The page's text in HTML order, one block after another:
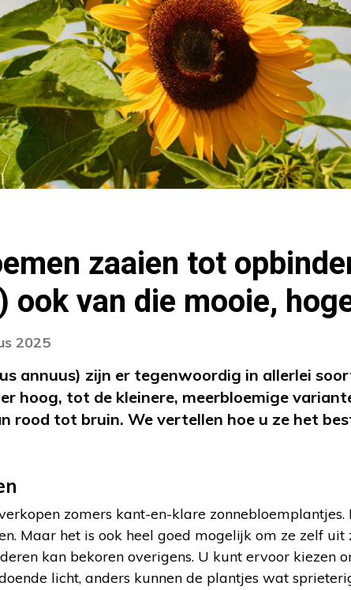
zaaien tot
ook van die mooie,
2025
annuus) zijn er tegenwoordig in allerlei
hoog, tot de kleinere, meerbloemige
rood tot bruin. We vertellen hoe u ze het
zomers kant-en-klare zonnebloemplantjes.
Maar het is ook heel goed mogelijk om ze zelf uit
kan bekoren overigens. U kunt ervoor kiezen
licht, anders kunnen de plantjes wat